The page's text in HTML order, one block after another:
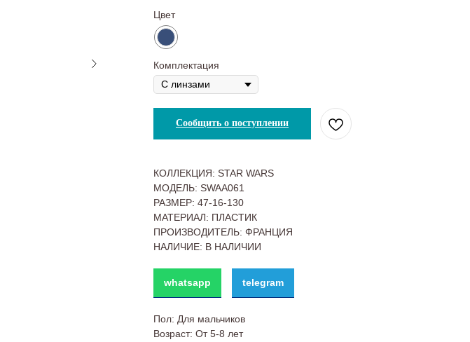
Цвет
Комплектация
Сообщить о поступлении
КОЛЛЕКЦИЯ: STAR WARS
МОДЕЛЬ: SWAA061
РАЗМЕР: 47-16-130
МАТЕРИАЛ: ПЛАСТИК
ПРОИЗВОДИТЕЛЬ: ФРАНЦИЯ
НАЛИЧИЕ: В НАЛИЧИИ
whatsapp telegram
Пол: Для мальчиков
Возраст: От 5-8 лет